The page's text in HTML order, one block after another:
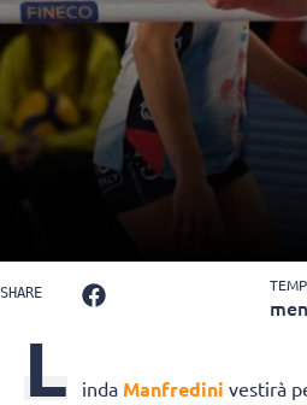
SHARE
L inda Manfredini vestirà